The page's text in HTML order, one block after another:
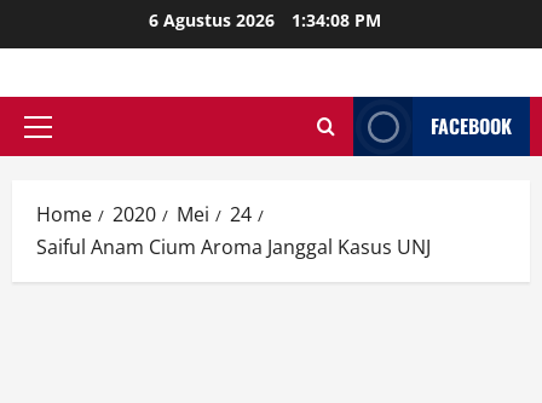
to
6 Agustus 2026 1:34:09 PM
Primary
FACEBOOK
Home 2020 Mei
24
Saiful Anam Cium Aroma Janggal Kasus UNJ